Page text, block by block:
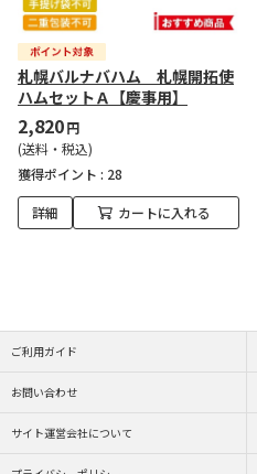
札幌バルナバハム 札幌開拓使
ハムセットＡ【慶事用】
2,820円
(送料・税込)
獲得ポイント : 28
詳細 カートに入れる
ご利用ガイド
お問い合わせ
サイト運営会社について